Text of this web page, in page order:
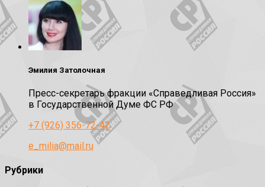
Эмилия Затолочная
Пресс-секретарь фракции «Справедливая Россия»
в Государственной Думе ФС РФ
+7 (926) 356-72-42
e_milia@mail.ru
Рубрики